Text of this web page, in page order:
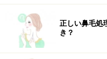
ジーノ
正しい鼻毛処
き？